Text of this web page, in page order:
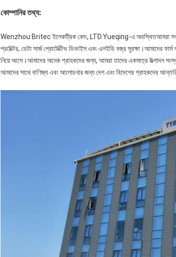
কোম্পানির তথ্য:
Wenzhou Britec ইলেকট্রিক কোং, LTD.Yueqing-এ অবস্থিতআমরা সব ধরনের
প্রটেক্টর, ডেটা সার্জ প্রোটেক্টিভ ডিভাইস এবং এলইডি বজ্র সুরক্ষা।আমাদের
নিয়ে আসে।আমাদের অনেক গ্রাহকদের জন্য, আমরা তাদের একমাত্র উত্পাদন
আমাদের সাথে বাণিজ্য এবং আলোচনার জন্য দেশ এবং বিদেশের গ্রাহকদের